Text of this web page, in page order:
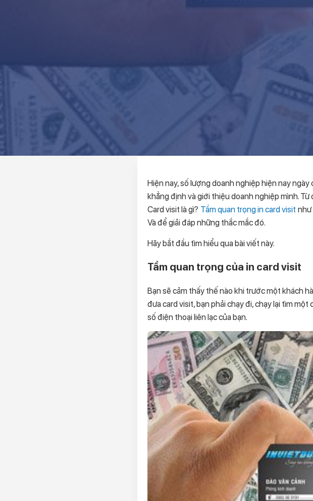
Hiện nay, số lượng doanh nghiệp hiện nay
khẳng định và giới thiệu doanh nghiệp mình.
Card visit là gì? Tầm quan trọng in card visit như
Và để giải đáp những thắc mắc đó.
Hãy bắt đầu tìm hiểu qua bài viết này.
Tầm quan trọng của in card visit
Bạn sẽ cảm thấy thế nào khi trước một khách
đưa card visit, bạn phải chạy đi, chạy lại tìm
số điện thoại liên lạc của bạn.